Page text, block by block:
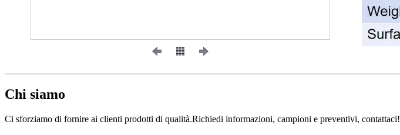
Chi siamo
Ci sforziamo di fornire ai clienti prodotti di qualità.Richiedi informazioni, campioni e preventivi, contattaci!